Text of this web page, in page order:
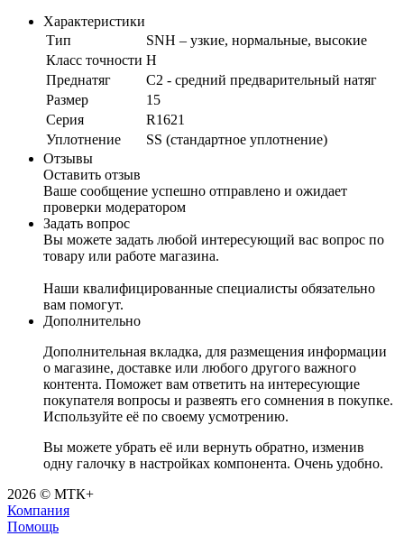
Характеристики
Тип
SNH – узкие, нормальные, высокие
Класс точности H
Преднатяг
C2 - средний предварительный натяг
Размер
15
Серия
R1621
Уплотнение
SS (стандартное уплотнение)
Отзывы
Оставить отзыв
Ваше сообщение успешно отправлено и ожидает
проверки модератором
Задать вопрос
Вы можете задать любой интересующий вас вопрос по
товару или работе магазина.
Наши квалифицированные специалисты обязательно
вам помогут.
Дополнительно
Дополнительная вкладка, для размещения информации
о магазине, доставке или любого другого важного
контента. Поможет вам ответить на интересующие
покупателя вопросы и развеять его сомнения в покупке.
Используйте её по своему усмотрению.
Вы можете убрать её или вернуть обратно, изменив
одну галочку в настройках компонента. Очень удобно.
2026 © МТК+
Компания
Помощь